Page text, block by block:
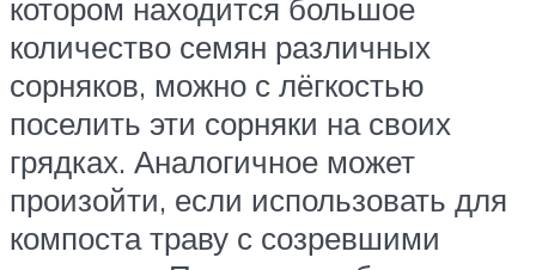
котором находится большое
количество семян различных
сорняков, можно с лёгкостью
поселить эти сорняки на своих
грядках. Аналогичное может
произойти, если использовать для
компоста траву с созревшими